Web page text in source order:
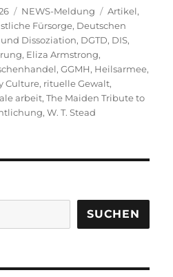
Kategorien
NEWS-Meldung Schlagwörter
Artikel,
Fürsorge, Deutschen
Dissoziation, DGTD, DIS,
, Eliza Armstrong,
,GGMH, Heilsarmee,
Culture, rituelle Gewalt,
arbeit,The Maiden Tribute to
,W. T. Stead
SUCHEN